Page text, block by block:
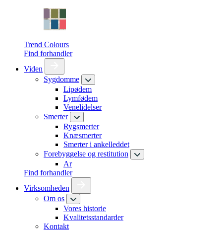
Trend Colours
Find forhandler
Viden
Sygdomme
Lipødem
Lymfødem
Venelidelser
Smerter
Rygsmerter
Knæsmerter
Smerter i ankelleddet
Forebyggelse og restitution
Ar
Find forhandler
Virksomheden
Om os
Vores historie
Kvalitetsstandarder
Kontakt